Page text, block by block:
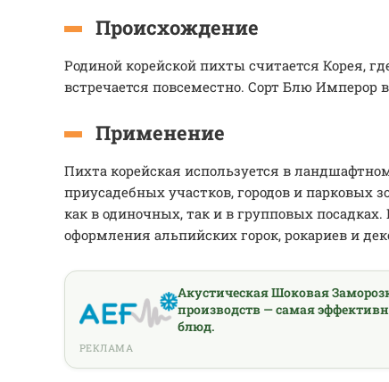
Происхождение
Родиной корейской пихты считается Корея,
встречается повсеместно. Сорт Блю Имперор
Применение
Пихта корейская используется в
приусадебных участков, городов и парковых
как в одиночных, так и в групповых посадках.
оформления альпийских горок, рокариев и
Акустическая Шоковая
производств — самая
блюд.
РЕКЛАМА